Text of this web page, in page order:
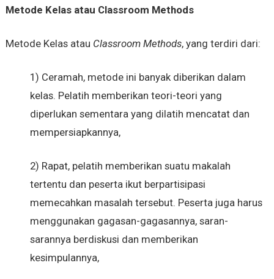
Metode Kelas atau Classroom Methods
Metode Kelas atau Classroom Methods, yang terdiri dari:
1) Ceramah, metode ini banyak diberikan dalam
kelas. Pelatih memberikan teori-teori yang
diperlukan sementara yang dilatih mencatat dan
mempersiapkannya,
2) Rapat, pelatih memberikan suatu makalah
tertentu dan peserta ikut berpartisipasi
memecahkan masalah tersebut. Peserta juga harus
menggunakan gagasan-gagasannya, saran-
sarannya berdiskusi dan memberikan
kesimpulannya,